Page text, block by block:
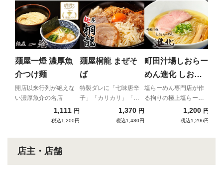
麺屋一燈 濃厚魚
介つけ麺
開店以来行列が絶えな
い濃厚魚介の名店
1,111 円
税込1,200円
麺屋桐龍 まぜそ
ば
特製ダレに「七味唐辛
子」「カリカリ」「か
つお節」が一体となっ
た癖になる味わい！
1,370 円
税込1,480円
町田汁場しおらー
めん進化 しおら
ーめん
塩らーめん専門店が作
る拘りの極上塩らーめ
1,200 円
税込1,296円
店主・店舗